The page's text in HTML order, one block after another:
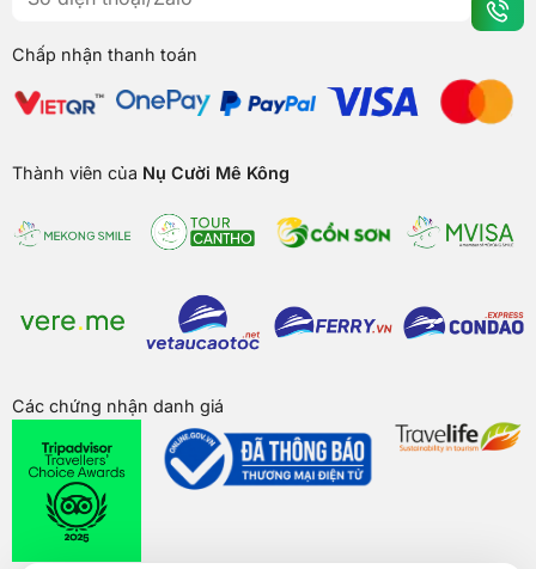
Chấp nhận thanh toán
Thành viên của Nụ Cười Mê Kông
Các chứng nhận danh giá